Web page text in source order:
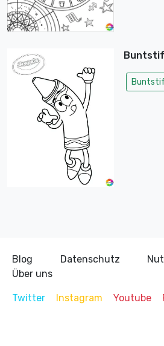
Blog Datenschutz
Über uns
Twitter Instagram Youtube